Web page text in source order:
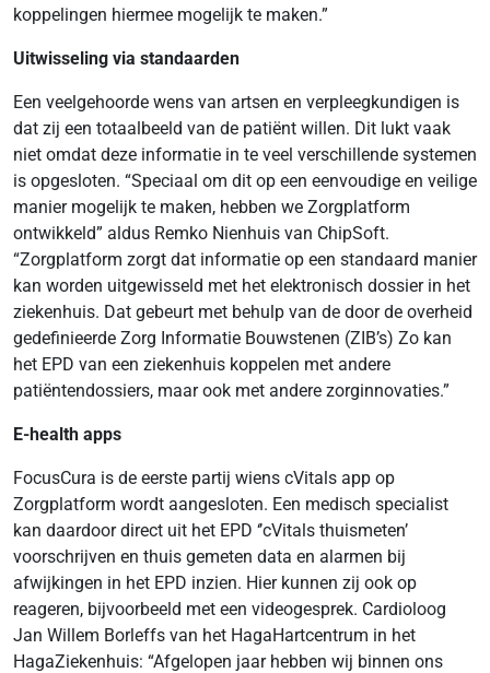
koppelingen hiermee mogelijk te maken.”
Uitwisseling via standaarden
Een veelgehoorde wens van artsen en verpleegkundigen is
dat zij een totaalbeeld van de patiënt willen. Dit lukt vaak
niet omdat deze informatie in te veel verschillende systemen
is opgesloten. “Speciaal om dit op een eenvoudige en veilige
manier mogelijk te maken, hebben we Zorgplatform
ontwikkeld” aldus Remko Nienhuis van ChipSoft.
“Zorgplatform zorgt dat informatie op een standaard manier
kan worden uitgewisseld met het elektronisch dossier in het
ziekenhuis. Dat gebeurt met behulp van de door de overheid
gedefinieerde Zorg Informatie Bouwstenen (ZIB’s) Zo kan
het EPD van een ziekenhuis koppelen met andere
patiëntendossiers, maar ook met andere zorginnovaties.”
E-health apps
FocusCura is de eerste partij wiens cVitals app op
Zorgplatform wordt aangesloten. Een medisch specialist
kan daardoor direct uit het EPD ‘’cVitals thuismeten’
voorschrijven en thuis gemeten data en alarmen bij
afwijkingen in het EPD inzien. Hier kunnen zij ook op
reageren, bijvoorbeeld met een videogesprek. Cardioloog
Jan Willem Borleffs van het HagaHartcentrum in het
HagaZiekenhuis: “Afgelopen jaar hebben wij binnen ons